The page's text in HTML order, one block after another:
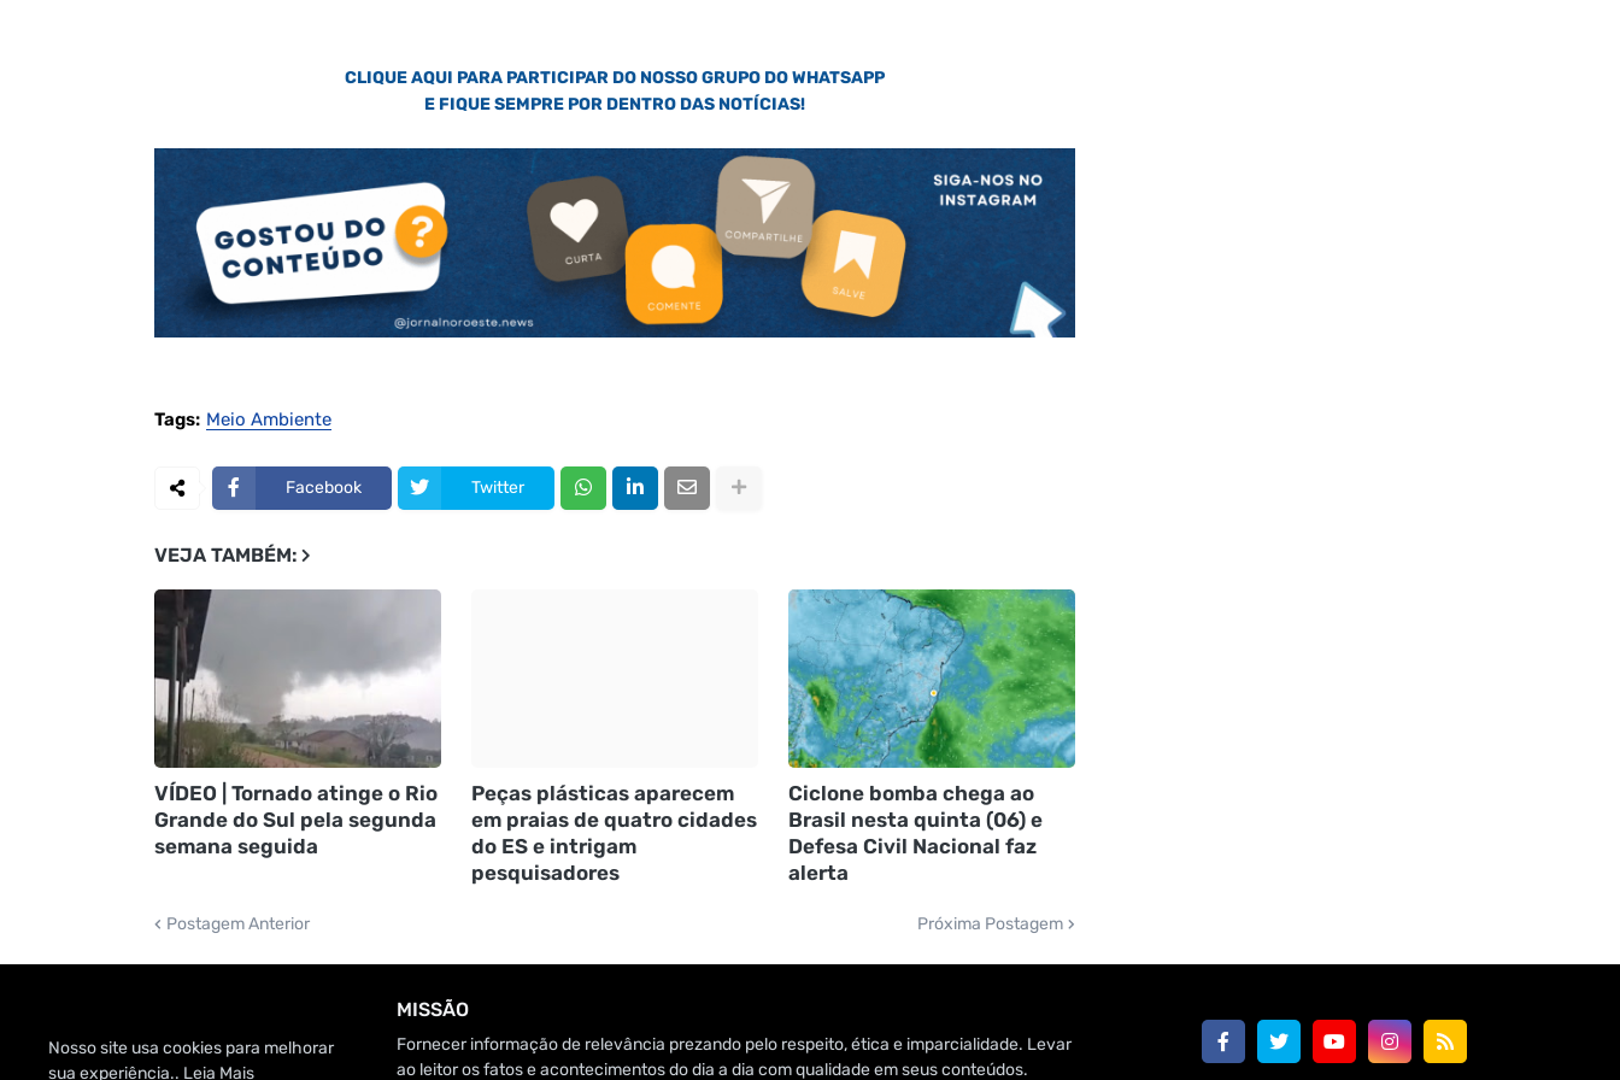
CLIQUE AQUI PARA PARTICIPAR DO NOSSO GRUPO DO WHATSAPP
E FIQUE SEMPRE POR DENTRO DAS NOTÍCIAS!
Tags: Meio Ambiente
Facebook Twitter
VEJA TAMBÉM:
VÍDEO | Tornado atinge o Rio
Grande do Sul pela segunda
semana seguida
Peças plásticas aparecem
em praias de quatro cidades
do ES e intrigam
pesquisadores
Ciclone bomba chega ao
Brasil nesta quinta (06) e
Defesa Civil Nacional faz
alerta
Postagem Anterior Próxima Postagem
MISSÃO
Fornecer informação de relevância prezando pelo respeito, ética e imparcialidade. Levar
ao leitor os fatos e acontecimentos do dia a dia com qualidade em seus conteúdos.
Nosso site usa cookies para melhorar
sua experiência.. Leia Mais